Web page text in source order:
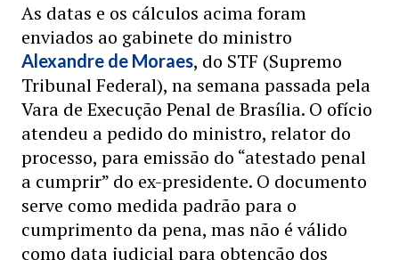
As datas e os cálculos acima foram
enviados ao gabinete do ministro
Alexandre de Moraes, do STF (Supremo
Tribunal Federal), na semana passada pela
Vara de Execução Penal de Brasília. O ofício
atendeu a pedido do ministro, relator do
processo, para emissão do “atestado penal
a cumprir” do ex-presidente. O documento
serve como medida padrão para o
cumprimento da pena, mas não é válido
como data judicial para obtenção dos